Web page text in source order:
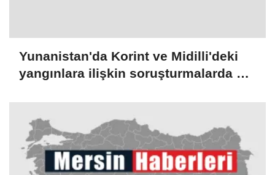
Yunanistan'da Korint ve Midilli'deki
yangınlara ilişkin soruşturmalarda 3